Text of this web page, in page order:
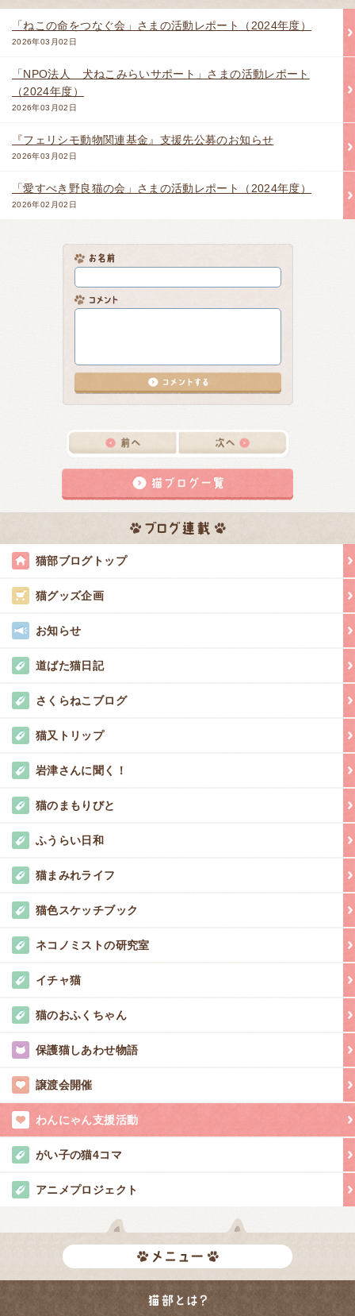
「ねこの命をつなぐ会」さまの活動レポート（2024年度）
2026年03月02日
「NPO法人 犬ねこみらいサポート」さまの活動レポート
（2024年度）
2026年03月02日
『フェリシモ動物関連基金』支援先公募のお知らせ
2026年03月02日
「愛すべき野良猫の会」さまの活動レポート（2024年度）
2026年02月02日
猫部ブログトップ
猫グッズ企画
お知らせ
道ばた猫日記
さくらねこブログ
猫又トリップ
岩津さんに聞く！
猫のまもりびと
ふうらい日和
猫まみれライフ
猫色スケッチブック
ネコノミストの研究室
イチャ猫
猫のおふくちゃん
保護猫しあわせ物語
譲渡会開催
わんにゃん支援活動
がい子の猫4コマ
アニメプロジェクト